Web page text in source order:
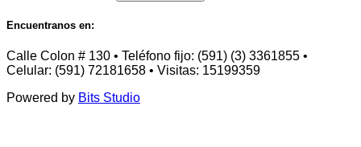
Encuentranos en:
Calle Colon # 130 • Teléfono fijo: (591) (3) 3361855 •
Celular: (591) 72181658 • Visitas: 15199359
Powered by Bits Studio